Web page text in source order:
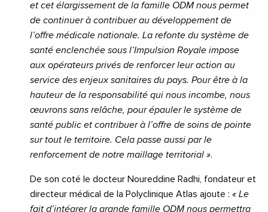
et cet élargissement de la famille ODM nous permet
de continuer à contribuer au développement de
l’offre médicale nationale. La refonte du système de
santé enclenchée sous l’Impulsion Royale impose
aux opérateurs privés de renforcer leur action au
service des enjeux sanitaires du pays. Pour être à la
hauteur de la responsabilité qui nous incombe, nous
œuvrons sans relâche, pour épauler le système de
santé public et contribuer à l’offre de soins de pointe
sur tout le territoire. Cela passe aussi par le
renforcement de notre maillage territorial ».
De son coté le docteur Noureddine Radhi, fondateur et
directeur médical de la Polyclinique Atlas ajoute : « Le
fait d’intégrer la grande famille ODM nous permettra